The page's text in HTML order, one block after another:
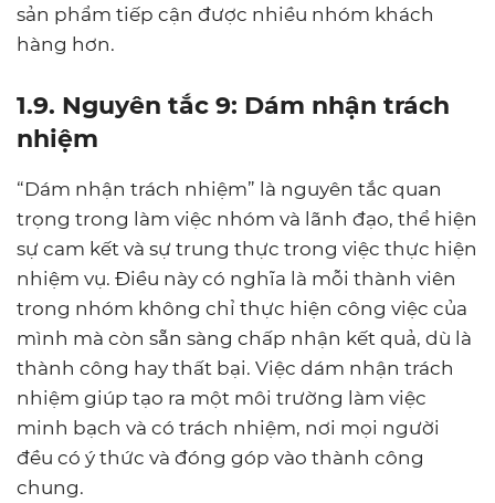
sản phẩm tiếp cận được nhiều nhóm khách
hàng hơn.
1.9. Nguyên tắc 9: Dám nhận trách
nhiệm
“Dám nhận trách nhiệm” là nguyên tắc quan
trọng trong làm việc nhóm và lãnh đạo, thể hiện
sự cam kết và sự trung thực trong việc thực hiện
nhiệm vụ. Điều này có nghĩa là mỗi thành viên
trong nhóm không chỉ thực hiện công việc của
mình mà còn sẵn sàng chấp nhận kết quả, dù là
thành công hay thất bại. Việc dám nhận trách
nhiệm giúp tạo ra một môi trường làm việc
minh bạch và có trách nhiệm, nơi mọi người
đều có ý thức và đóng góp vào thành công
chung.